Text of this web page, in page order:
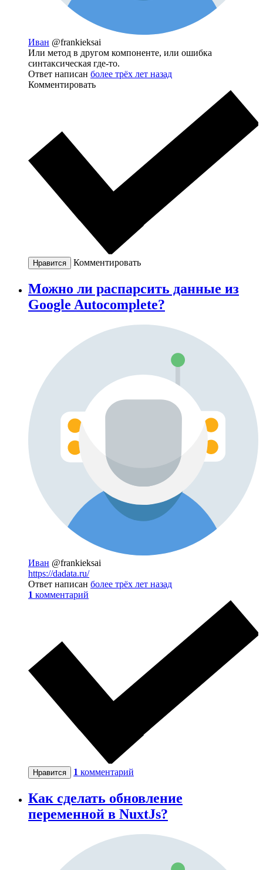
Иван @frankieksai
Или метод в другом компоненте, или ошибка
синтаксическая где-то.
Ответ написан более трёх лет назад
Комментировать
Нравится Комментировать
Можно ли распарсить данные из
Google Autocomplete?
Иван @frankieksai
https://dadata.ru/
Ответ написан более трёх лет назад
1 комментарий
Нравится 1 комментарий
Как сделать обновление
переменной в NuxtJs?